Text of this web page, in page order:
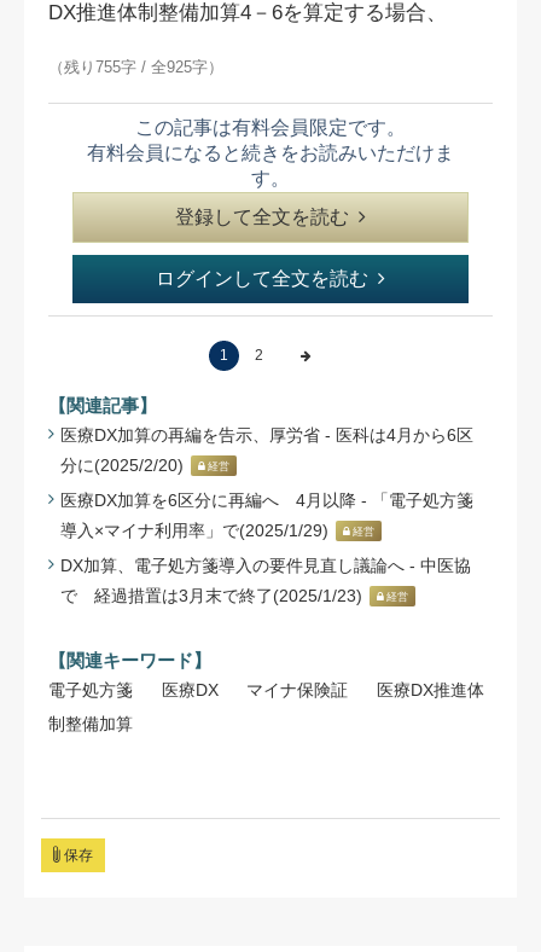
DX推進体制整備加算4－6を算定する場合、
（残り755字 / 全925字）
この記事は有料会員限定です。
有料会員になると続きをお読みいただけま
す。
登録して全文を読む
ログインして全文を読む
1 2
【関連記事】
医療DX加算の再編を告示、厚労省 - 医科は4月から6区
分に(2025/2/20)
経営
医療DX加算を6区分に再編へ 4月以降 - 「電子処方箋
導入×マイナ利用率」で(2025/1/29)
経営
DX加算、電子処方箋導入の要件見直し議論へ - 中医協
で 経過措置は3月末で終了(2025/1/23)
経営
【関連キーワード】
電子処方箋 医療DX マイナ保険証
医療DX推進体
制整備加算
保存